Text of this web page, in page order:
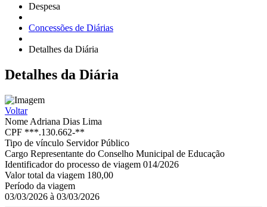
Despesa
Concessões de Diárias
Detalhes da Diária
Detalhes da Diária
Voltar
Nome Adriana Dias Lima
CPF ***.130.662-**
Tipo de vínculo Servidor Público
Cargo Representante do Conselho Municipal de Educação
Identificador do processo de viagem 014/2026
Valor total da viagem 180,00
Período da viagem
03/03/2026 à 03/03/2026